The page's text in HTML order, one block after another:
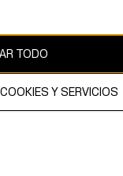
TODO
Y SERVICIOS